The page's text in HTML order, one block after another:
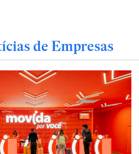
de Empresas